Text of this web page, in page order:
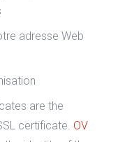
adresse Web
are the
certificate. OV